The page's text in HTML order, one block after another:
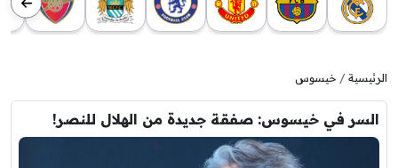
الرئيسية خيسوس
السر في خيسوس: صفقة جديدة من الهلال للنصر!